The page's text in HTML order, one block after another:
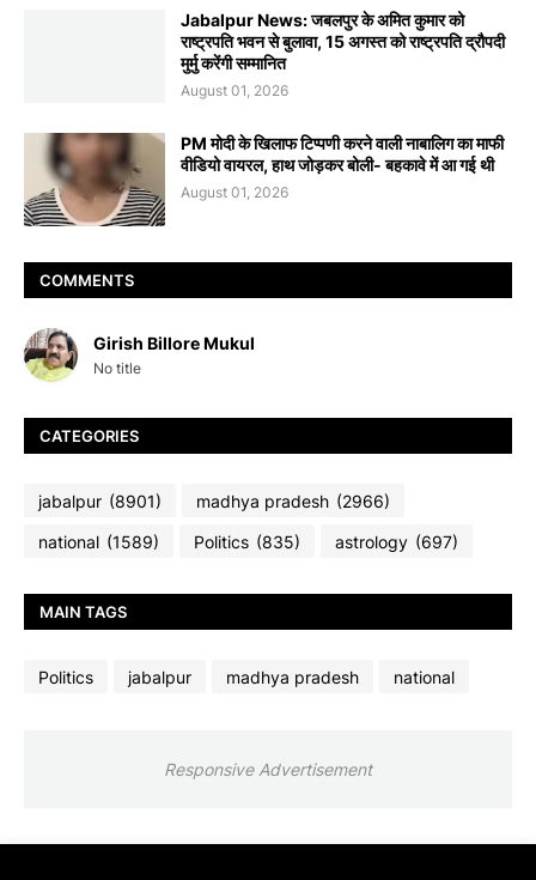
Jabalpur News: जबलपुर के अमित कुमार को
राष्ट्रपति भवन से बुलावा, 15 अगस्त को राष्ट्रपति द्रौपदी
मुर्मु करेंगी सम्मानित
August 01, 2026
PM मोदी के खिलाफ टिप्पणी करने वाली नाबालिग का माफी
वीडियो वायरल, हाथ जोड़कर बोली- बहकावे में आ गई थी
August 01, 2026
COMMENTS
Girish Billore Mukul
No title
CATEGORIES
jabalpur (8901) madhya pradesh (2966)
national (1589) Politics (835) astrology (697)
MAIN TAGS
Politics jabalpur madhya pradesh national
Responsive Advertisement